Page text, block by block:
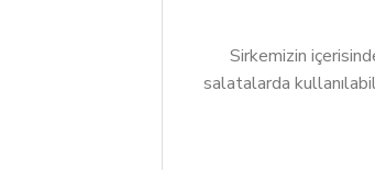
Sirkemizin
salatalarda